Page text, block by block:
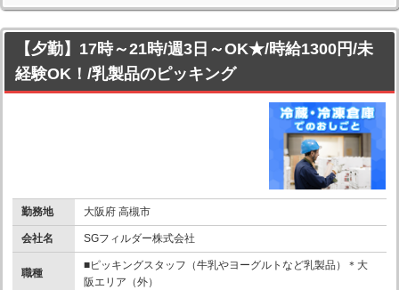
【夕勤】17時～21時/週3日～OK★/時給1300円/未
経験OK！/乳製品のピッキング
勤務地 大阪府 高槻市
会社名 SGフィルダー株式会社
職種
■ピッキングスタッフ（牛乳やヨーグルトなど乳製品）＊大
阪エリア（外）